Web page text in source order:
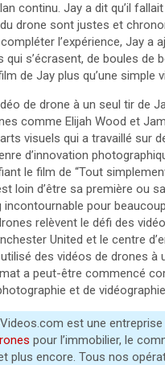
continu. Jay a dit qu’il
drone sont justes et
l’expérience, Jay a
qui s’écrasent, de boules
de Jay plus qu’une simple
de drone à un seul tir de
comme Elijah Wood et
visuels qui a travaillé
d’innovation
le film de “Tout
loin d’être sa première ou
pour
relèvent le défi des
United et le centre
des vidéos de drones
a peut-être commencé
et de
est une
pour l’immobilier, le
plus encore. Tous nos